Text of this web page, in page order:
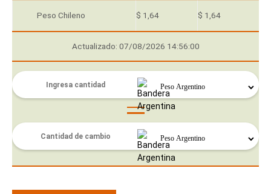
Peso Chileno $ 1,64 $ 1,64
Actualizado: 07/08/2026 14:56:00